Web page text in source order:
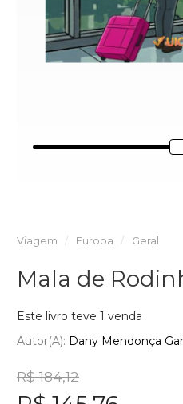
Viagem Europa Geral
Mala de
Este livro teve 1 venda
Autor(a): Dany Mendonça
R$ 184,12